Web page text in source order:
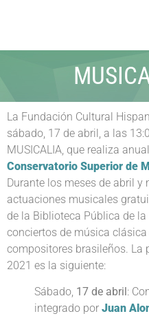
La Fundación Cultural
sábado, 17 de abril, a las
MUSICALIA, que realiza
Conservatorio Superior de
Durante los meses de abril
actuaciones musicales
de la Biblioteca Pública de
conciertos de música
compositores brasileños. La
2021 es la siguiente:
Sábado, 17 de abril :
integrado por Juan